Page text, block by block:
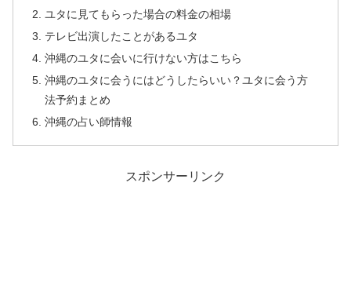
ユタに見てもらった場合の料金の相場
テレビ出演したことがあるユタ
沖縄のユタに会いに行けない方はこちら
沖縄のユタに会うにはどうしたらいい？ユタに会う方
法予約まとめ
沖縄の占い師情報
スポンサーリンク